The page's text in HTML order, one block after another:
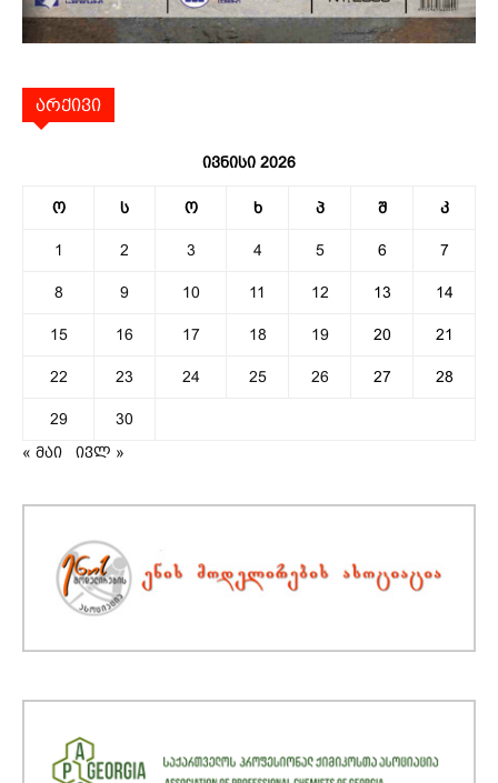
არქივი
ივნისი 2026
ო ს ო ხ პ შ კ
1 2 3 4 5 6 7
8 9 10 11 12 13 14
15 16 17 18 19 20 21
22 23 24 25 26 27 28
29
30
« მაი
ივლ »